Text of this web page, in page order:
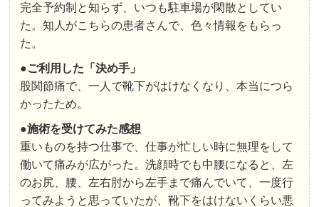
完全予約制と知らず、いつも駐車場が閑散としてい
た。知人がこちらの患者さんで、色々情報をもらっ
た。
●ご利用した「決め手」
股関節痛で、一人で靴下がはけなくなり、本当につら
かったため。
●施術を受けてみた感想
重いものを持つ仕事で、仕事が忙しい時に無理をして
働いて痛みが広がった。洗顔時でも中腰になると、左
のお尻、腰、左右肘から左手まで痛んでいて、一度行
ってみようと思っていたが、靴下をはけないくらい悪